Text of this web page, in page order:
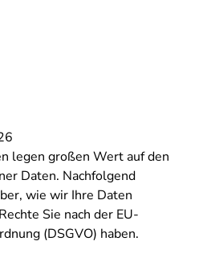
legen großen Wert auf den
Daten. Nachfolgend
wie wir Ihre Daten
Sie nach der EU-
(DSGVO) haben.